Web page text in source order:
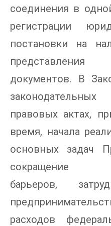
соединения в
регистрации
постановки на
документов. В
правовых актах,
время, начала
основных задач
сокращение
барьеров,
расходов